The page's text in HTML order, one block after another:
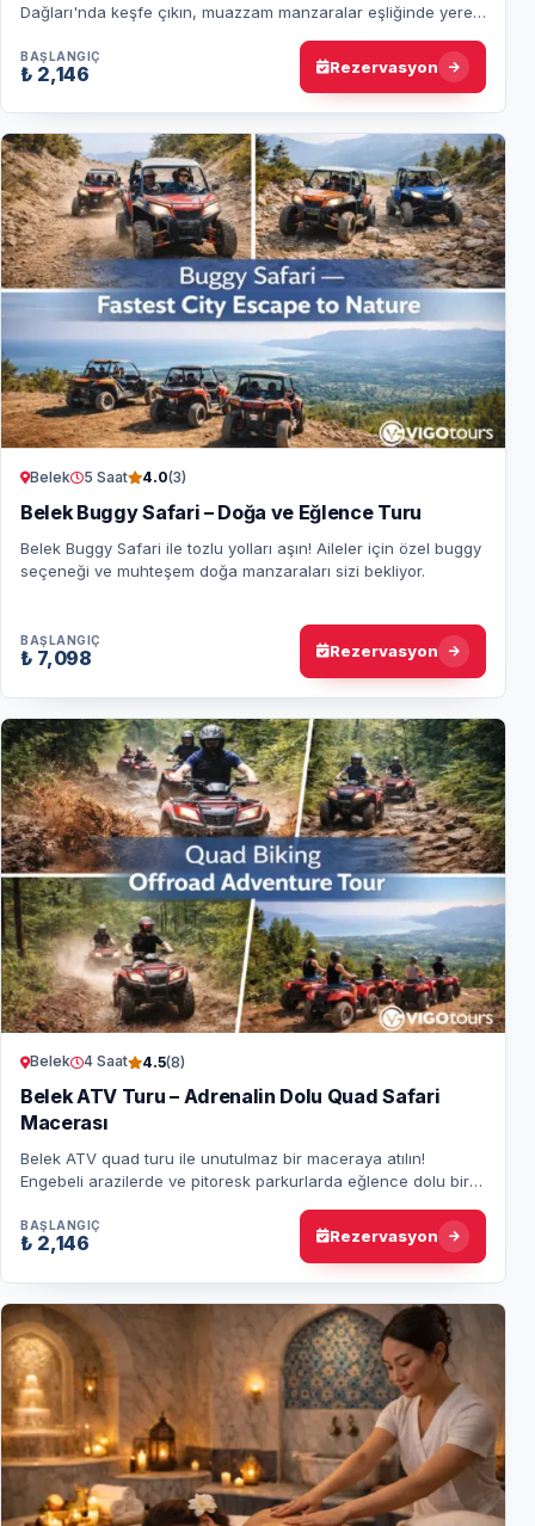
Dağları'nda keşfe çıkın, muazzam manzaralar eşliğinde yerel
BAŞLANGIÇ
₺ 2,146 Rezervasyon
Belek 5 Saat 4.0(3)
Belek Buggy Safari – Doğa ve Eğlence Turu
Belek Buggy Safari ile tozlu yolları aşın! Aileler için özel buggy
seçeneği ve muhteşem doğa manzaraları sizi bekliyor.
BAŞLANGIÇ
₺ 7,098 Rezervasyon
Belek 4 Saat 4.5(8)
Belek ATV Turu – Adrenalin Dolu Quad Safari
Macerası
Belek ATV quad turu ile unutulmaz bir maceraya atılın!
Engebeli arazilerde ve pitoresk parkurlarda eğlence dolu bir
BAŞLANGIÇ
₺ 2,146 Rezervasyon